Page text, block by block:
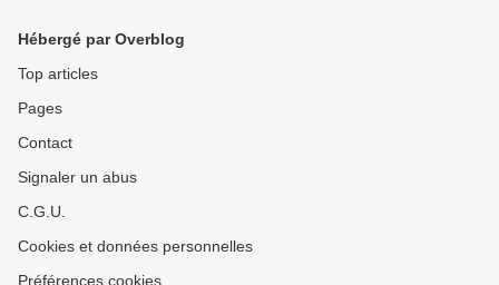
Hébergé par Overblog
Top articles
Pages
Contact
Signaler un abus
C.G.U.
Cookies et données personnelles
Préférences cookies